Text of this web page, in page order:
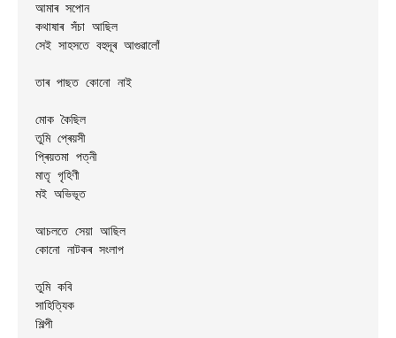
আমাৰ সপোন
কথাষাৰ সঁচা আছিল
সেই সাহসতে বহুদূৰ আগুৱালোঁ
তাৰ পাছত কোনো নাই
মোক কৈছিল
তুমি প্ৰেয়সী
প্ৰিয়তমা পত্নী
মাতৃ গৃহিণী
মই অভিভূত
আচলতে সেয়া আছিল
কোনো নাটকৰ সংলাপ
তুমি কবি
সাহিত্যিক
শিল্পী